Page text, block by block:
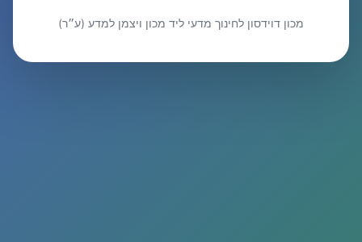
מכון דוידסון לחינוך מדעי ליד מכון ויצמן למדע (ע״ר)